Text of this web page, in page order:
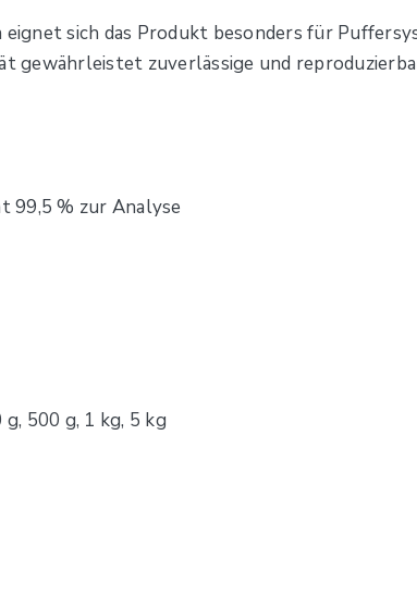
sich das Produkt besonders für
gewährleistet zuverlässige und
99,5 % zur Analyse
500 g, 1 kg, 5 kg